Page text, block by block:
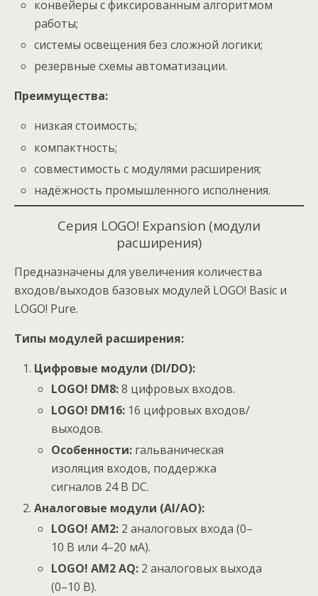
конвейеры с фиксированным алгоритмом
работы;
системы освещения без сложной логики;
резервные схемы автоматизации.
Преимущества:
низкая стоимость;
компактность;
совместимость с модулями расширения;
надёжность промышленного исполнения.
Серия LOGO! Expansion (модули
расширения)
Предназначены для увеличения количества
входов/выходов базовых модулей LOGO! Basic и
LOGO! Pure.
Типы модулей расширения:
Цифровые модули (DI/DO):
LOGO! DM8:8 цифровых входов.
LOGO! DM16: 16 цифровых входов/
выходов.
Особенности: гальваническая
изоляция входов, поддержка
сигналов 24 В DC.
Аналоговые модули (AI/AO):
LOGO! AM2: 2 аналоговых входа (0–
10 В или 4–20 мА).
LOGO! AM2 AQ: 2 аналоговых выхода
(0–10 В).